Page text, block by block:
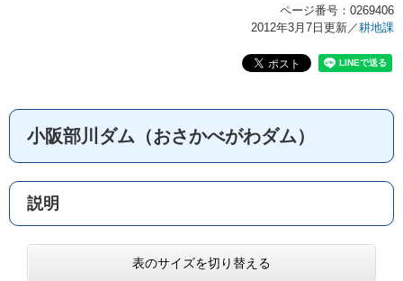
ページ番号：0269406
2012年3月7日更新／耕地課
小阪部川ダム（おさかべがわダム）
説明
表のサイズを切り替える